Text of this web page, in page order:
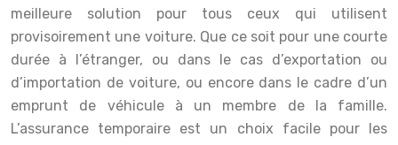
meilleure solution pour tous ceux qui utilisent
provisoirement une voiture. Que ce soit pour une courte
durée à l’étranger, ou dans le cas d’exportation ou
d’importation de voiture, ou encore dans le cadre d’un
emprunt de véhicule à un membre de la famille.
L’assurance temporaire est un choix facile pour les